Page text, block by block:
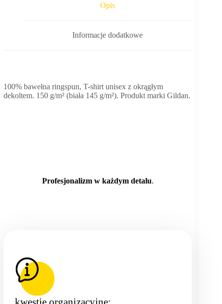
Opis
Informacje dodatkowe
100% bawełna ringspun, T-shirt unisex z okrągłym
dekoltem. 150 g/m² (biała 145 g/m²). Produkt marki Gildan.
Profesjonalizm w każdym detalu.